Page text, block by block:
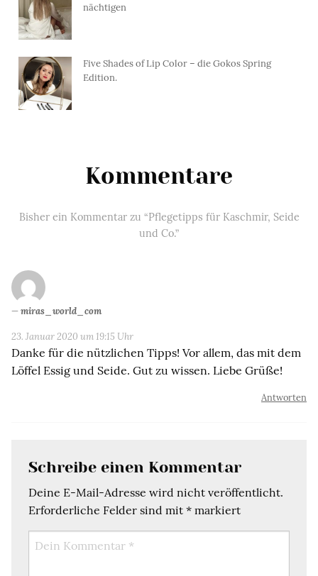
nächtigen
Five Shades of Lip Color – die Gokos Spring
Edition.
Kommentare
Bisher ein Kommentar zu “Pflegetipps für Kaschmir, Seide
und Co.”
miras_world_com
23. Januar 2020 um 19:15 Uhr
Danke für die nützlichen Tipps! Vor allem, das mit dem
Löffel Essig und Seide. Gut zu wissen. Liebe Grüße!
Antworten
Schreibe einen Kommentar
Deine E-Mail-Adresse wird nicht veröffentlicht.
Erforderliche Felder sind mit * markiert